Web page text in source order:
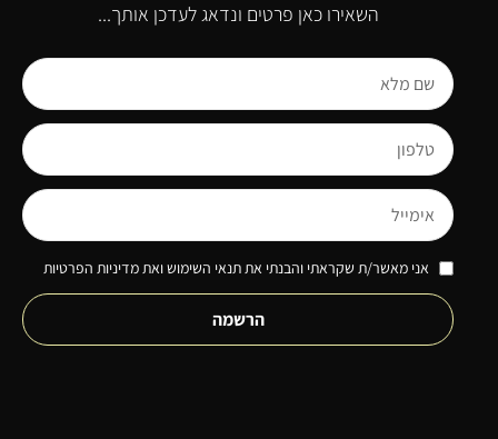
השאירו כאן פרטים ונדאג לעדכן אותך...
אני מאשר/ת שקראתי והבנתי את תנאי השימוש ואת מדיניות הפרטיות
הרשמה